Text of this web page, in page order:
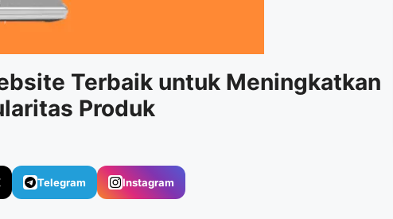
Terbaik untuk Meningkatkan
Produk
Telegram Instagram